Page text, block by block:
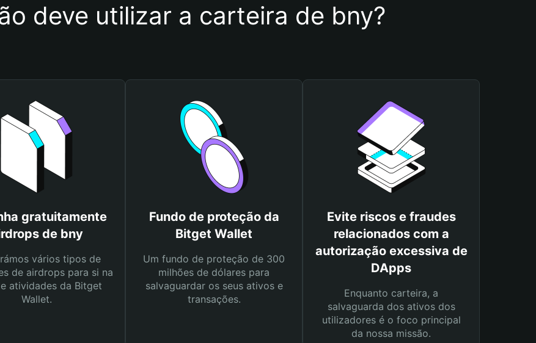
deve utilizar a carteira de bny?
gratuitamente
de bny
vários tipos de
de airdrops para si na
atividades da Bitget
Wallet.
Fundo de proteção da
Bitget Wallet
Um fundo de proteção de 300
milhões de dólares para
salvaguardar os seus ativos e
transações.
Evite riscos e fraudes
relacionados com a
autorização excessiva de
DApps
Enquanto carteira, a
salvaguarda dos ativos dos
utilizadores é o foco principal
da nossa missão.